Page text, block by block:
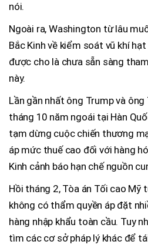
nói.
Ngoài ra, Washington từ lâu
Bắc Kinh về kiểm soát vũ khí
được cho là chưa sẵn sàng
này.
Lần gần nhất ông Trump và ông
tháng 10 năm ngoái tại Hàn
tạm dừng cuộc chiến thương
áp mức thuế cao đối với hàng
Kinh cảnh báo hạn chế nguồn
Hồi tháng 2, Tòa án Tối cao Mỹ
không có thẩm quyền áp đặt
hàng nhập khẩu toàn cầu. Tuy
tìm các cơ sở pháp lý khác để